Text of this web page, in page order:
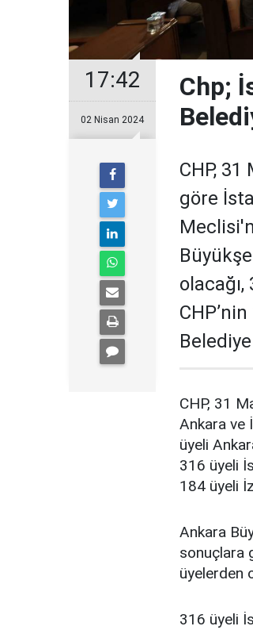
17:42
02 Nisan 2024
Chp;
CHP,
göre
CHP, 31
Ankara ve
üyeli
316 üyeli
184 üyeli
Ankara
sonuçlara
üyelerden
316 üyeli